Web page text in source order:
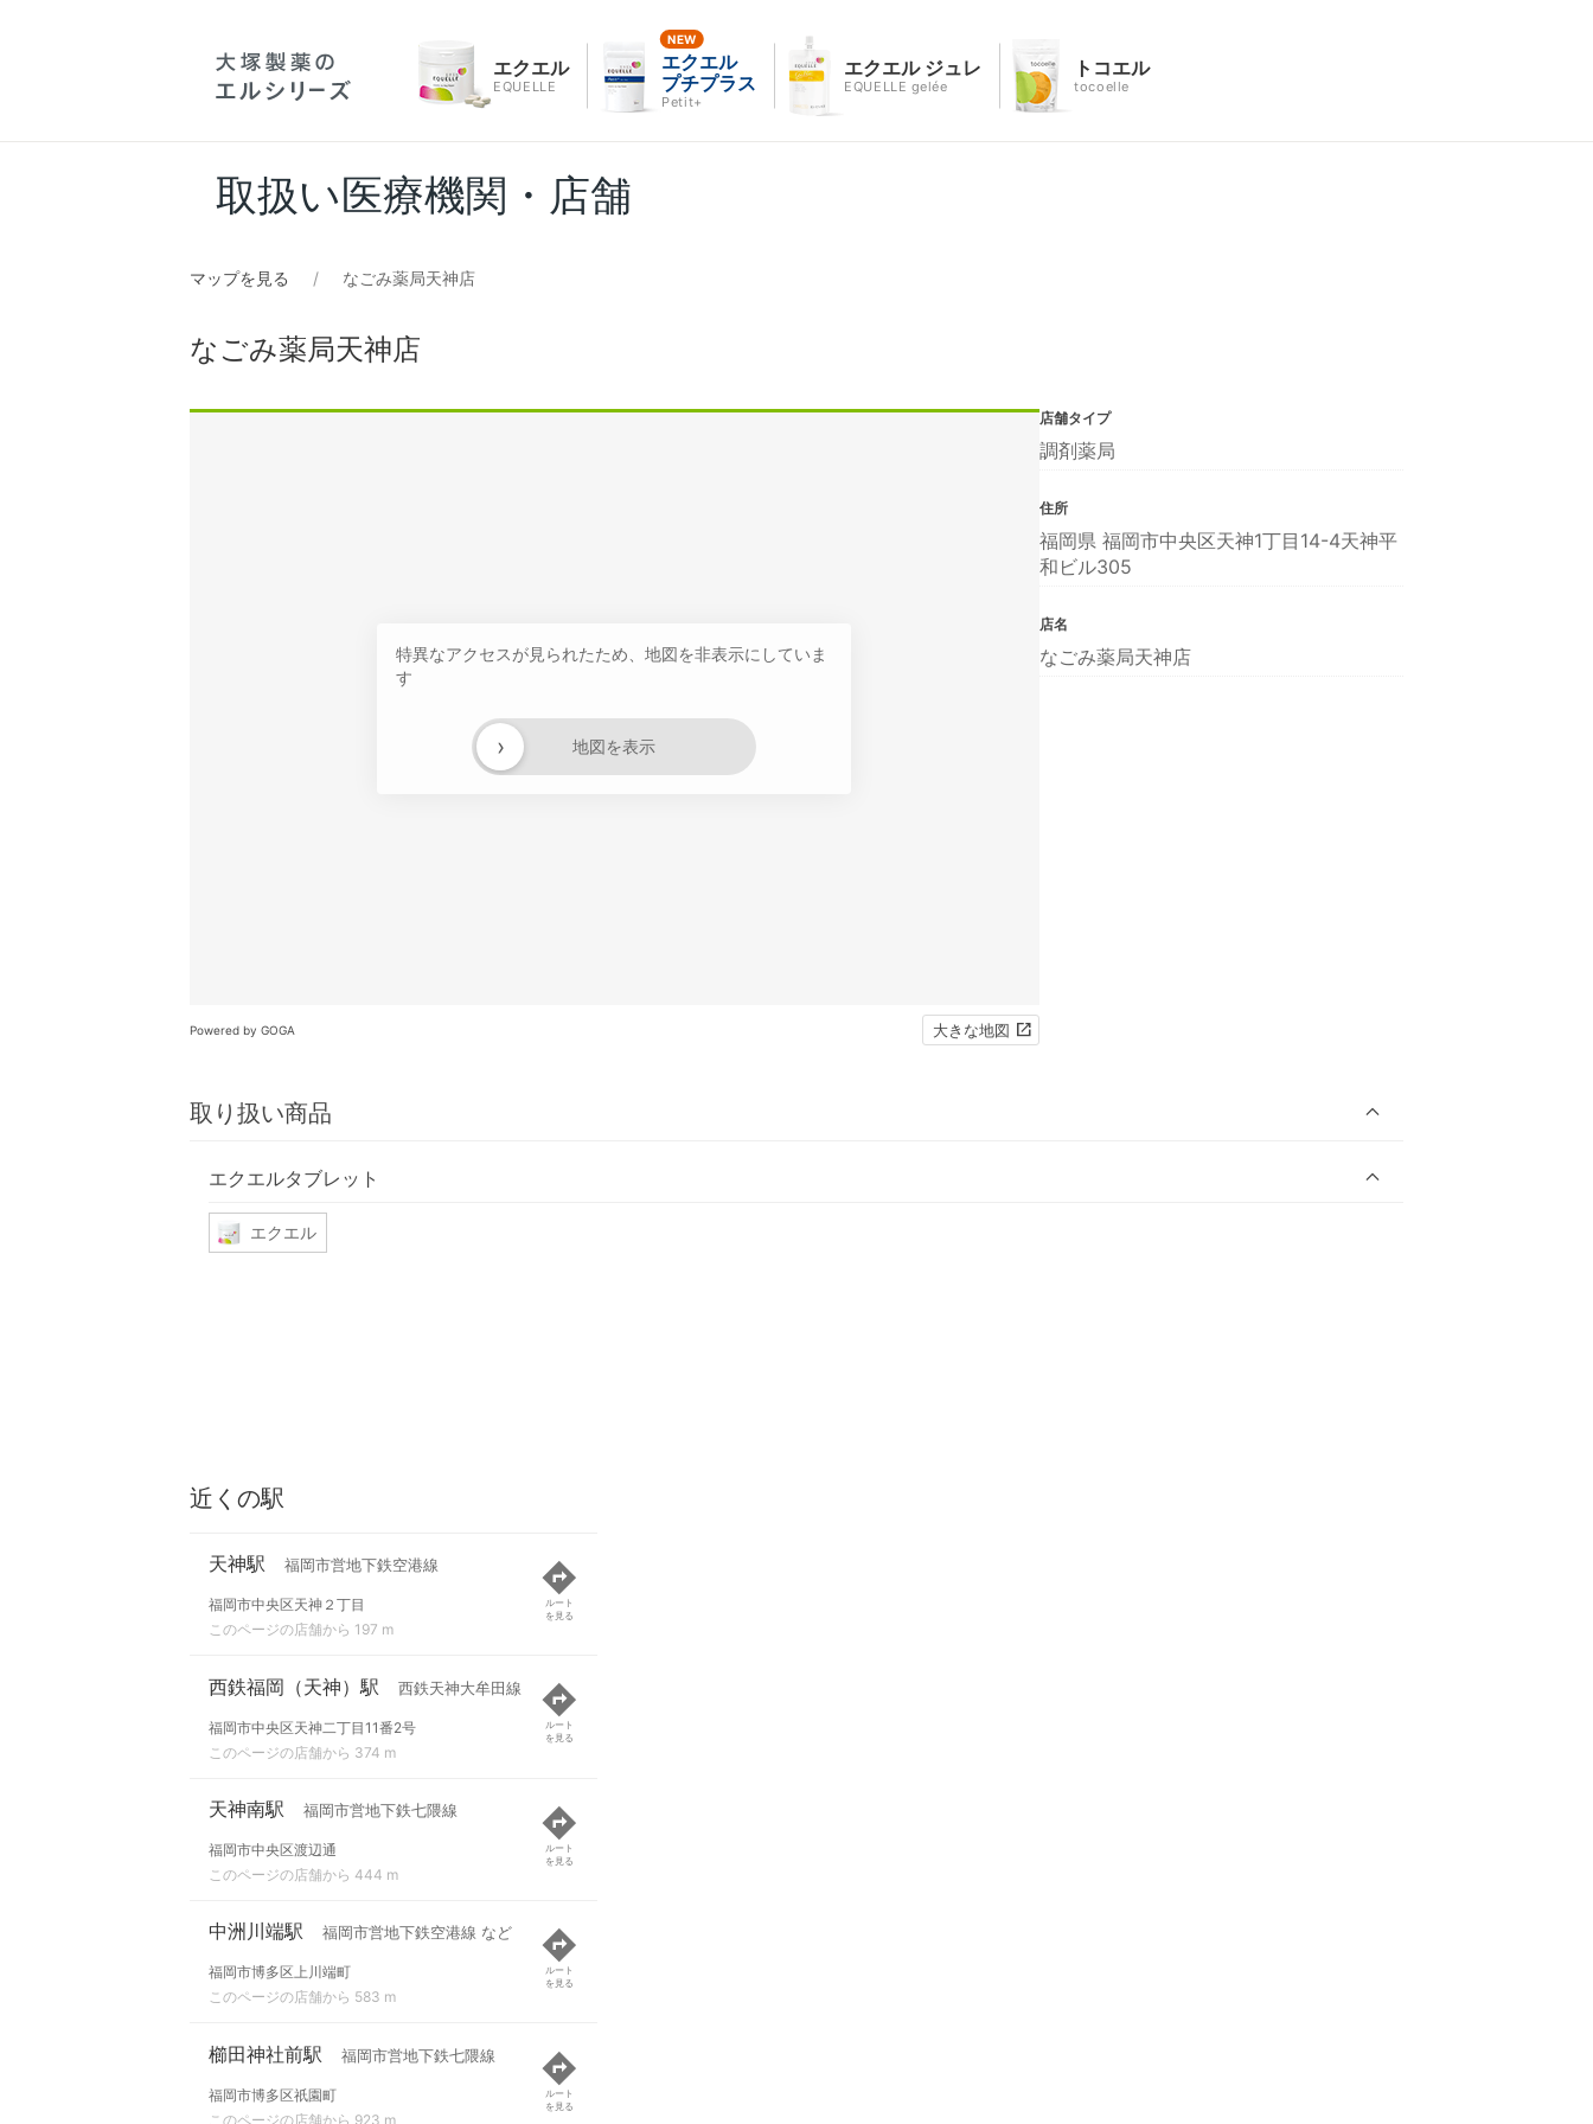
エクエル
EQUELLE
エクエル
プチプラス
Petit+
エクエル ジュレ
EQUELLE gelée
トコエル
tocoelle
取扱い医療機関・店舗
マップを見る なごみ薬局天神店
なごみ薬局天神店
特異なアクセスが見られたため、地図を非表示にしていま
す
地図を表示
›
Powered by GOGA 大きな地図
取り扱い商品
エクエルタブレット
エクエル
店舗タイプ
調剤薬局
住所
福岡県 福岡市中央区天神1丁目14-4天神平
和ビル305
店名
なごみ薬局天神店
近くの駅
天神駅 福岡市営地下鉄空港線
福岡市中央区天神２丁目
このページの店舗から 197 m
ルート
を見る
西鉄福岡（天神）駅 西鉄天神大牟田線
福岡市中央区天神二丁目11番2号
このページの店舗から 374 m
ルート
を見る
天神南駅 福岡市営地下鉄七隈線
福岡市中央区渡辺通
このページの店舗から 444 m
ルート
を見る
中洲川端駅 福岡市営地下鉄空港線 など
福岡市博多区上川端町
このページの店舗から 583 m
ルート
を見る
櫛田神社前駅 福岡市営地下鉄七隈線
福岡市博多区祇園町
このページの店舗から 923 m
ルート
を見る